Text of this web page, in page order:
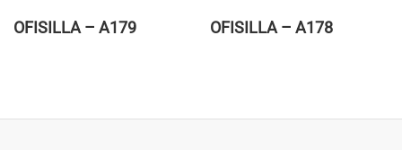
OFISILLA – A179 OFISILLA – A178